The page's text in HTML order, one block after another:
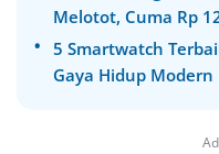
Melotot, Cuma Rp
5 Smartwatch
Gaya Hidup Modern